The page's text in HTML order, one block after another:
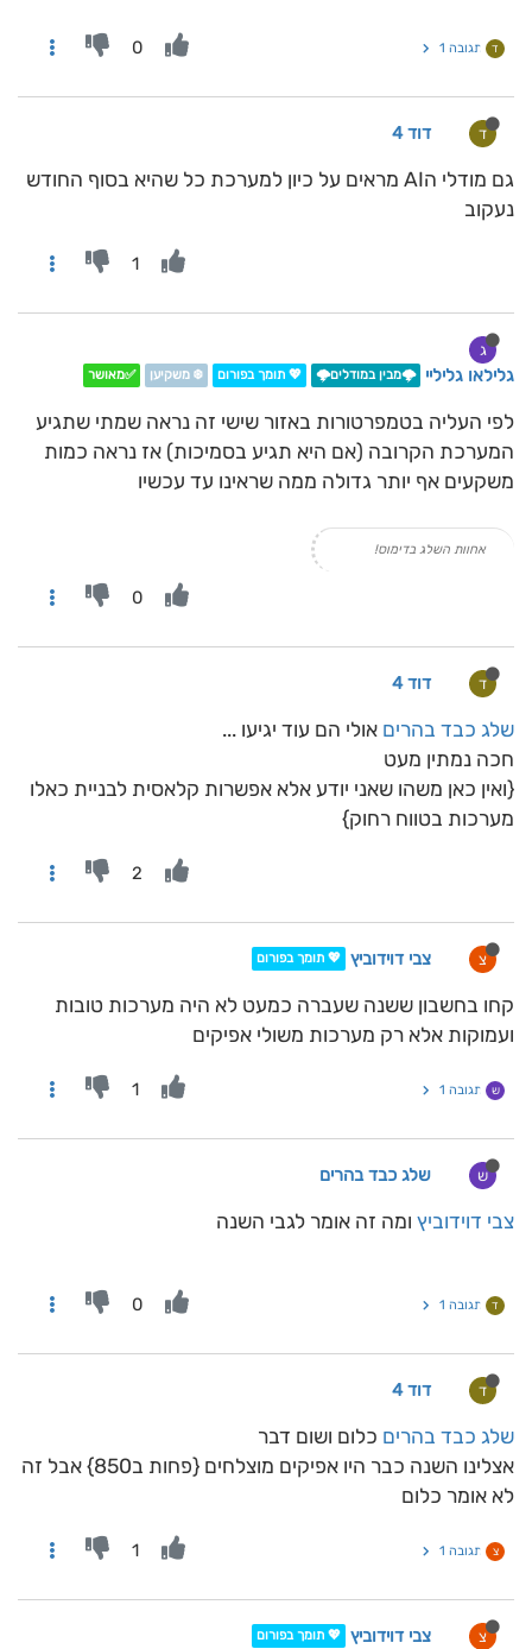
ד תגובה 1 0
ד דוד 4
גם מודלי הAI מראים על כיון למערכת כל שהיא בסוף החודש
נעקוב
1
ג
גלילאו גליליי 🌩️מבין במודלים🌩️ 💖 תומך בפורום ❄️ משקיען ✅מאושר
לפי העליה בטמפרטורות באזור שישי זה נראה שמתי שתגיע
המערכת הקרובה (אם היא תגיע בסמיכות) אז נראה כמות
משקעים אף יותר גדולה ממה שראינו עד עכשיו
אחוות השלג בדימוס!
0
ד דוד 4
שלג כבד בהרים אולי הם עוד יגיעו ...
חכה נמתין מעט
{ואין כאן משהו שאני יודע אלא אפשרות קלאסית לבניית כאלו
מערכות בטווח רחוק}
2
צ צבי דוידוביץ 💖 תומך בפורום
קחו בחשבון ששנה שעברה כמעט לא היה מערכות טובות
ועמוקות אלא רק מערכות משולי אפיקים
ש תגובה 1 1
ש שלג כבד בהרים
צבי דוידוביץ ומה זה אומר לגבי השנה
ד תגובה 1 0
ד דוד 4
שלג כבד בהרים כלום ושום דבר
אצלינו השנה כבר היו אפיקים מוצלחים {פחות ב850} אבל זה
לא אומר כלום
צ תגובה 1 1
צ צבי דוידוביץ 💖 תומך בפורום